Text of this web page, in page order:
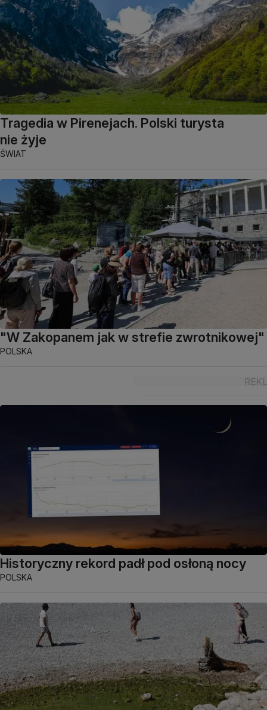
Tragedia w Pirenejach. Polski turysta
nie żyje
ŚWIAT
"W Zakopanem jak w strefie zwrotnikowej"
POLSKA
Historyczny rekord padł pod osłoną nocy
POLSKA